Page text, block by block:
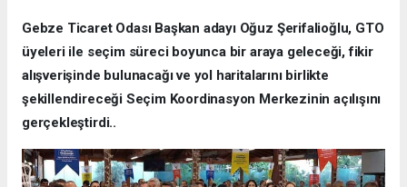
Gebze Ticaret Odası Başkan adayı Oğuz Şerifalioğlu, GTO
üyeleri ile seçim süreci boyunca bir araya geleceği, fikir
alışverişinde bulunacağı ve yol haritalarını birlikte
şekillendireceği Seçim Koordinasyon Merkezinin açılışını
gerçekleştirdi..